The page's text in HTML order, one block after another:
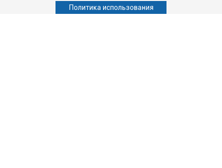
Абитуриенту
Политика использования